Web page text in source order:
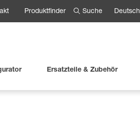
Produktfinder Suche Deutsch
Ersatzteile & Zubehör